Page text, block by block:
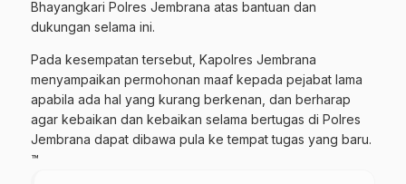
Bhayangkari Polres Jembrana atas bantuan dan
dukungan selama ini.
Pada kesempatan tersebut, Kapolres Jembrana
menyampaikan permohonan maaf kepada pejabat lama
apabila ada hal yang kurang berkenan, dan berharap
agar kebaikan dan kebaikan selama bertugas di Polres
Jembrana dapat dibawa pula ke tempat tugas yang baru.
™